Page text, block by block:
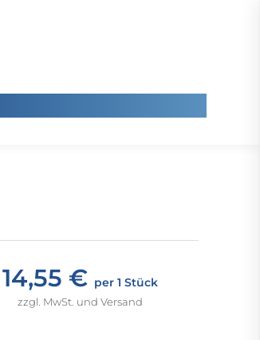
14,55 € per 1 Stück
zzgl. MwSt. und Versand